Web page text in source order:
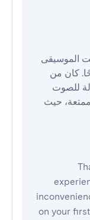
on your